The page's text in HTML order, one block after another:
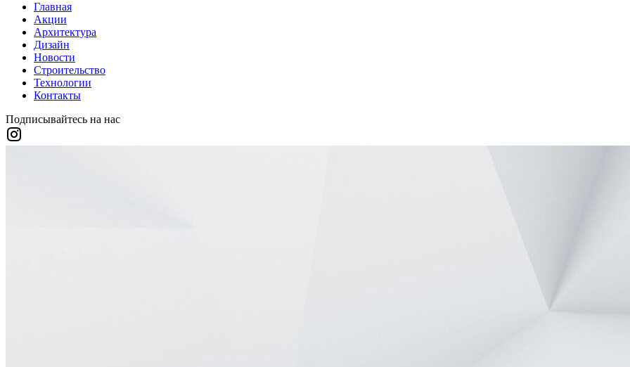
Главная
Акции
Архитектура
Дизайн
Новости
Строительство
Технологии
Контакты
Подписывайтесь на нас